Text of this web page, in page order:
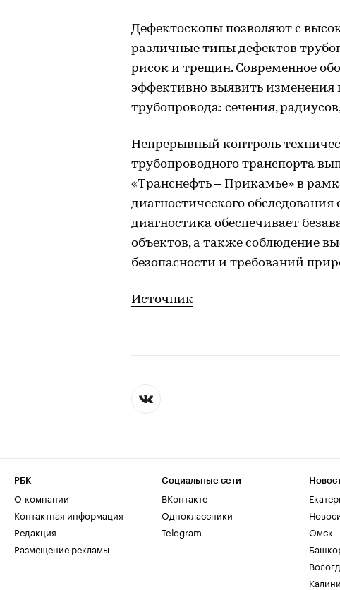
Дефектоскопы позволяют с
различные типы дефектов
рисок и трещин. Современное
эффективно выявить изменения
трубопровода: сечения,
Непрерывный контроль
трубопроводного транспорта
«Транснефть – Прикамье» в
диагностического
диагностика обеспечивает
объектов, а также соблюдение
безопасности и требований
Источник
РБК
О компании
Контактная информация
Редакция
Размещение рекламы
Социальные сети
ВКонтакте
Одноклассники
Telegram
Омск